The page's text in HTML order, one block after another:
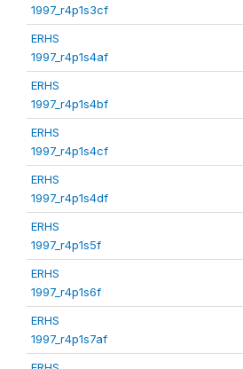
1997_r4p1s3cf
ERHS
1997_r4p1s4af
ERHS
1997_r4p1s4bf
ERHS
1997_r4p1s4cf
ERHS
1997_r4p1s4df
ERHS
1997_r4p1s5f
ERHS
1997_r4p1s6f
ERHS
1997_r4p1s7af